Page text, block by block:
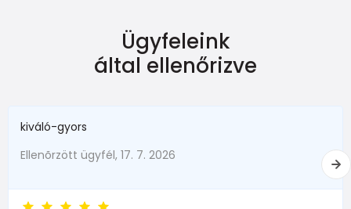
Ügyfeleink
által ellenőrizve
kiváló-gyors
Ellenõrzött ügyfél, 17. 7. 2026